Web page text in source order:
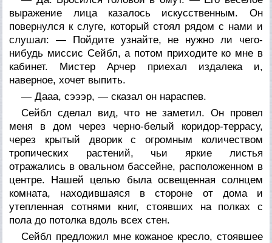
выражение лица казалось искусственным. Он
повернулся к слуге, который стоял рядом с нами и
слушал: — Пойдите узнайте, не нужно ли чего-
нибудь миссис Сейбл, а потом приходите ко мне в
кабинет. Мистер Арчер приехал издалека и,
наверное, хочет выпить.
— Дааа, сэээр, — сказал он нараспев.
Сейбл сделал вид, что не заметил. Он провел
меня в дом через черно-белый коридор-террасу,
через крытый дворик с огромным количеством
тропических растений, чьи яркие листья
отражались в овальном бассейне, расположенном в
центре. Нашей целью была освещенная солнцем
комната, находившаяся в стороне от дома и
утепленная сотнями книг, стоявших на полках с
пола до потолка вдоль всех стен.
Сейбл предложил мне кожаное кресло, стоявшее